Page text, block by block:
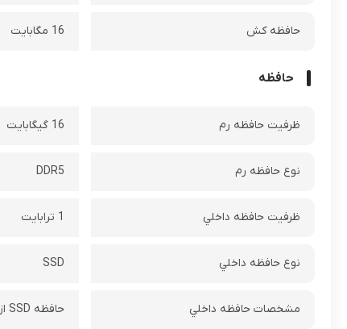
حافظه کش 16 مگابايت
حافظه
ظرفيت حافظه رم 16 گيگابايت
نوع حافظه رم DDR5
ظرفيت حافظه داخلي 1 ترابایت
نوع حافظه داخلي SSD
مشخصات حافظه داخلي حافظه SSD‌ از نوع M.2